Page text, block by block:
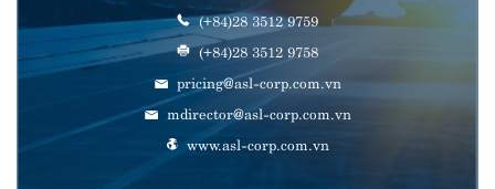
(+84)28 3512 9759
(+84)28 3512 9758
pricing@asl-corp.com.vn
mdirector@asl-corp.com.vn
www.asl-corp.com.vn